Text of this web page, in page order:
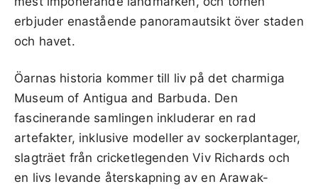
erbjuder enastående panoramautsikt över staden
och havet.
Öarnas historia kommer till liv på det charmiga
Museum of Antigua and Barbuda. Den
fascinerande samlingen inkluderar en rad
artefakter, inklusive modeller av sockerplantager,
slagträet från cricketlegenden Viv Richards och
en livs levande återskapning av en Arawak-